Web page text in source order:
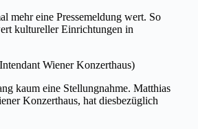
mehr eine Pressemeldung wert. So
kultureller Einrichtungen in
Wiener Konzerthaus)
kaum eine Stellungnahme. Matthias
Konzerthaus, hat diesbezüglich